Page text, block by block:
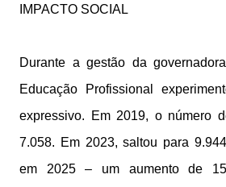
IMPACTO SOCIAL
Durante a gestão da
Educação Profissional
expressivo. Em 2019, o número
7.058. Em 2023, saltou para
em 2025 – um aumento de